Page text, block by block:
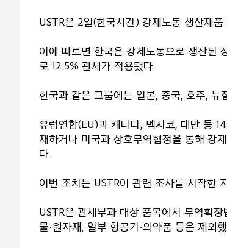
USTR은 2일(한국시간) 강제노동 생산제
이에 따르면 한국은 강제노동으로 생산된
로 12.5% 관세가 적용됐다.
한국과 같은 그룹에는 일본, 중국, 호주,
유럽연합(EU)과 캐나다, 멕시코, 대만 등
재하거나 미국과 상호무역협정을 통해 강
다.
이번 조치는 USTR이 관련 조사를 시작한
USTR은 관세부과 대상 품목에서 무역확
물·원자재, 일부 항공기·의약품 등은 제외